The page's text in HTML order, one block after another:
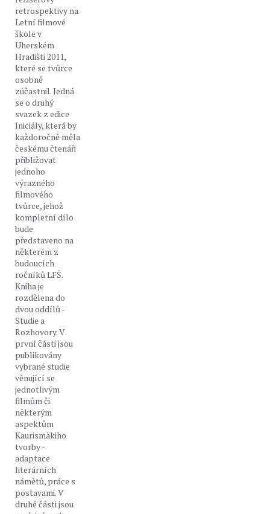
retrospektivy na
Letní filmové
škole v
Uherském
Hradišti 2011,
které se tvůrce
osobně
zúčastnil. Jedná
se o druhý
svazek z edice
Iniciály, která by
každoročně měla
českému čtenáři
přibližovat
jednoho
výrazného
filmového
tvůrce, jehož
kompletní dílo
bude
představeno na
některém z
budoucích
ročníků LFŠ.
Kniha je
rozdělena do
dvou oddílů -
Studie a
Rozhovory. V
první části jsou
publikovány
vybrané studie
věnující se
jednotlivým
filmům či
některým
aspektům
Kaurismäkiho
tvorby -
adaptace
literárních
námětů, práce s
postavami. V
druhé části jsou